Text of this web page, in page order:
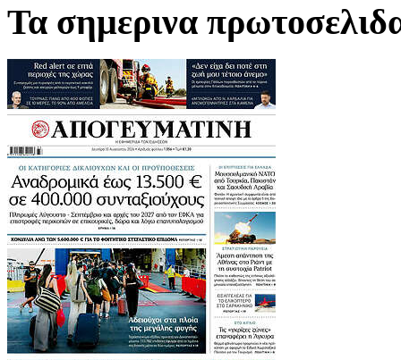
Τα σημερινα